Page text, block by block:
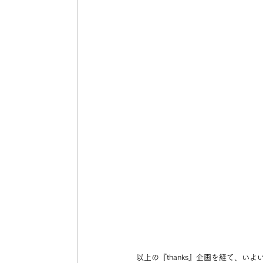
以上の『thanks』企画を経て、いよ